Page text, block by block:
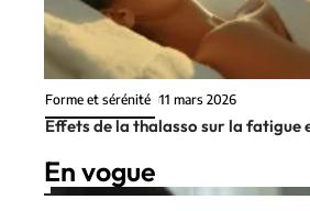
Forme et sérénité 11 mars 2026
Effets de la thalasso sur la fatigue
En vogue